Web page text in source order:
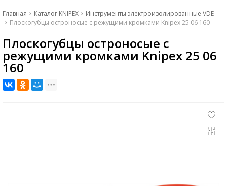
Каталог
Новости
Главная Каталог KNIPEX
Инструменты электроизолированные VDE
Плоскогубцы остроносые с режущими кромками Knipex 25 06 160
Плоскогубцы остроносые с
режущими кромками Knipex 25 06
160